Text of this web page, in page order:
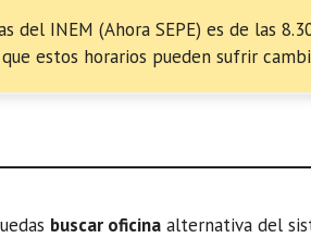
INEM (Ahora SEPE) es de las
estos horarios pueden sufrir
buscar oficina alternativa del